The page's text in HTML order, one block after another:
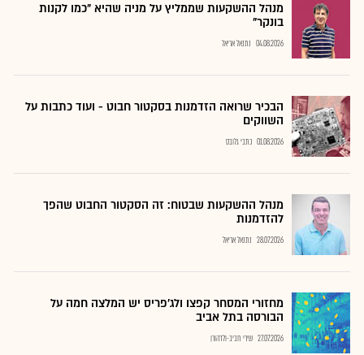
מנהל ההשקעות שממליץ על מניה שהיא "כמו לקנות
בונקר"
04.08.2026 נתנאל אריאל
הבכיר שרואה הזדמנות בסקטור חבוט - ועוד כתבות על
השווקים
01.08.2026 כתבי גלובס
מנהל ההשקעות שבטוח: זה הסקטור החבוט שהפך
להזדמנות
28.07.2026 נתנאל אריאל
מחזורי המסחר קפצו ולג'פריס יש המלצה חמה על
הבורסה בתל אביב
27.07.2026 שירי חביב-ולדהורן